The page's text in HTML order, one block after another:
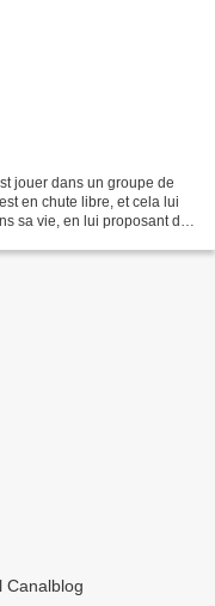
jouer dans un groupe de
en chute libre, et cela lui
sa vie, en lui proposant de
Canalblog